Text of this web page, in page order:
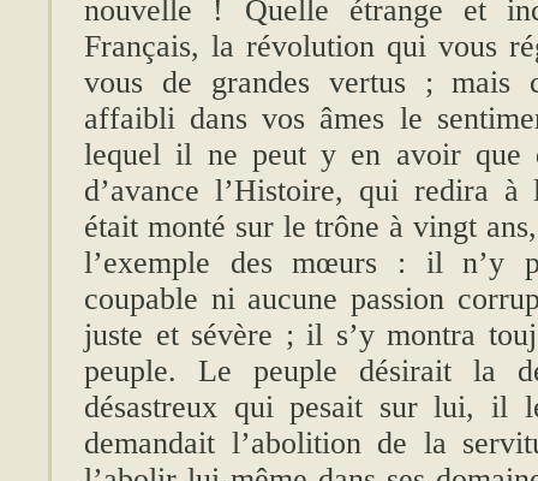
nouvelle ! Quelle étrange et
Français, la révolution qui vous
vous de grandes vertus ; mais
affaibli dans vos âmes le
lequel il ne peut y en avoir que
d’avance l’Histoire, qui redira
était monté sur le trône à vingt
l’exemple des mœurs : il n’y
coupable ni aucune passion
juste et sévère ; il s’y montra
peuple. Le peuple désirait la
désastreux qui pesait sur lui, il
demandait l’abolition de la